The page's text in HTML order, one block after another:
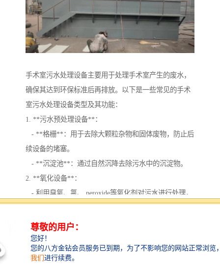
手术室污水处理设备主要用于处理手术室产生的废水，
确保其达到环保标准后再排放。以下是一些常见的手术
室污水处理设备类型及其功能：
1. **污水预处理设备**：
- **格栅**：用于去除大颗粒杂物和固体废物，防止后
续设备的堵塞。
- **沉淀池**：通过自然沉降去除污水中的沉淀物。
2. **氧化设备**：
- 利用臭氧、氯、 peroxide等氧化剂对污水进行处理，
3. **生物处理设备**：
- **生物反应器**：利用微生物降解污水中的有机污染
物，可以是好氧或厌氧生物处理。